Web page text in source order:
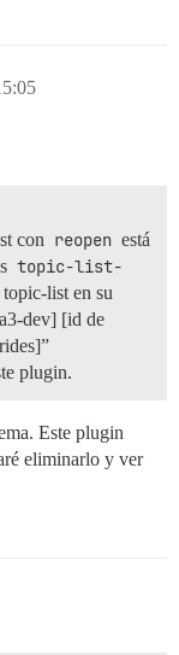
con reopen está
topic-list-
list en su
dev] [id de
plugin.
Este plugin
eliminarlo y ver